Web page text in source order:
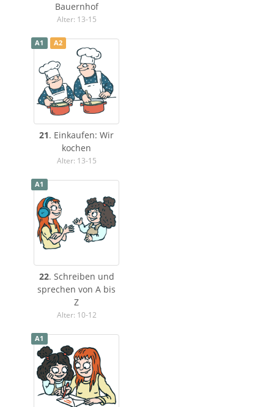
Bauernhof
Alter: 13-15
21. Einkaufen: Wir
kochen
Alter: 13-15
A1 A2
22. Schreiben und
sprechen von A bis
Z
Alter: 10-12
A1
A1